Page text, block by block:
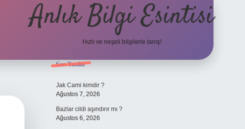
Anlık Bilgi Esintisi
Hızlı ve neşeli bilgilerle tanış!
Sidebar
Son Yazılar
Jak Cami kimdir ?
Ağustos 7, 2026
Bazlar cildi aşındırır mı ?
Ağustos 6, 2026